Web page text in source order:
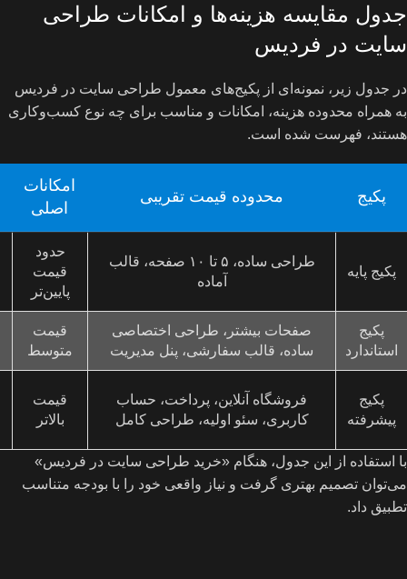
جدول مقایسه هزینه‌ها و امکانات طراحی
سایت در فردیس
در جدول زیر، نمونه‌ای از پکیج‌های معمول طراحی سایت در فردیس
به همراه محدوده هزینه، امکانات و مناسب برای چه نوع کسب‌و‌کاری
هستند، فهرست شده است.
پکیج محدوده قیمت تقریبی
امکانات
اصلی
پکیج پایه
طراحی ساده، ۵ تا ۱۰ صفحه، قالب
آماده
حدود
قیمت
پایین‌تر
پکیج
استاندارد
صفحات بیشتر، طراحی اختصاصی
ساده، قالب سفارشی، پنل مدیریت
قیمت
متوسط
پکیج
پیشرفته
فروشگاه آنلاین، پرداخت، حساب
کاربری، سئو اولیه، طراحی کامل
قیمت
بالاتر
با استفاده از این جدول، هنگام «خرید طراحی سایت در فردیس»
می‌توان تصمیم بهتری گرفت و نیاز واقعی خود را با بودجه متناسب
تطبیق داد.